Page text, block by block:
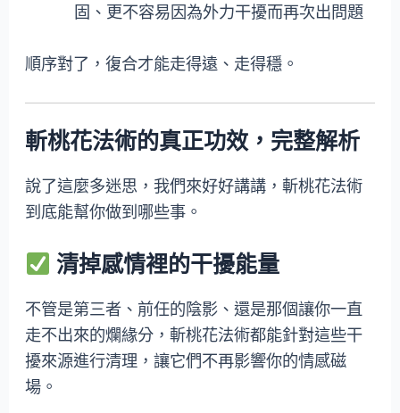
固、更不容易因為外力干擾而再次出問題
順序對了，復合才能走得遠、走得穩。
斬桃花法術的真正功效，完整解析
說了這麼多迷思，我們來好好講講，斬桃花法術
到底能幫你做到哪些事。
清掉感情裡的干擾能量
不管是第三者、前任的陰影、還是那個讓你一直
走不出來的爛緣分，斬桃花法術都能針對這些干
擾來源進行清理，讓它們不再影響你的情感磁
場。